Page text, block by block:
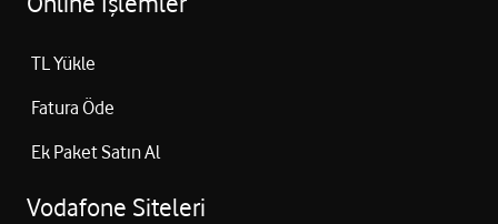
TL Yükle
Fatura Öde
Ek Paket Satın Al
Vodafone Siteleri